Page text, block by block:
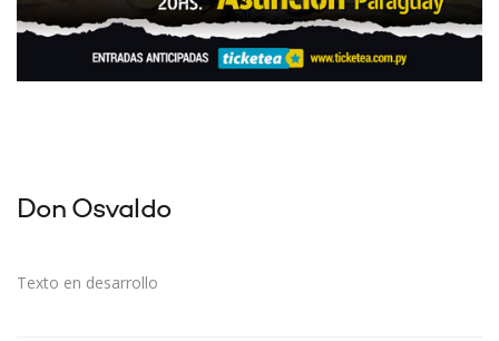
Don Osvaldo
Texto en desarrollo